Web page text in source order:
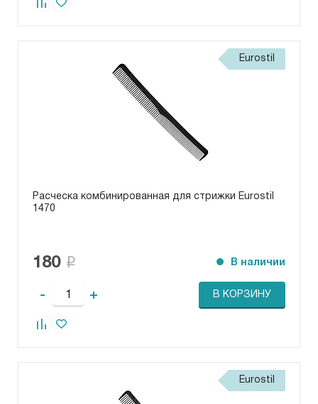
Eurostil
Расческа комбинированная для стрижки Eurostil
1470
180 В наличии
- + В КОРЗИНУ
Eurostil